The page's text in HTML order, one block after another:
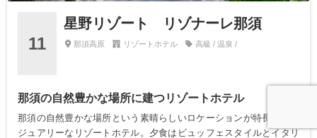
11
星野リゾート リゾナーレ那須
那須高原 リゾートホテル 高級 / 温泉 /
那須の自然豊かな場所に建つリゾートホテル
那須の自然豊かな場所という素晴らしいロケーションが特長のラグ
ジュアリーなリゾートホテル。夕食はビュッフェスタイルとイタリ